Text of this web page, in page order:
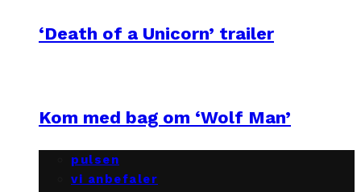
‘Death of a Unicorn’ trailer
Kom med bag om ‘Wolf Man’
pulsen
vi anbefaler